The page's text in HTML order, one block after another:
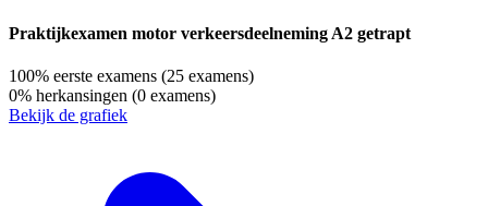
Praktijkexamen motor verkeersdeelneming A2 getrapt
100% eerste examens (25 examens)
0% herkansingen (0 examens)
Bekijk de grafiek